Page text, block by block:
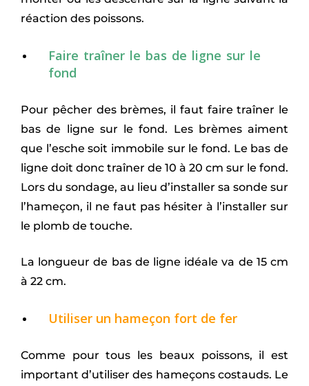
réaction des poissons.
Faire traîner le bas de ligne sur le
fond
Pour pêcher des brèmes, il faut faire traîner le
bas de ligne sur le fond. Les brèmes aiment
que l’esche soit immobile sur le fond. Le bas de
ligne doit donc traîner de 10 à 20 cm sur le fond.
Lors du sondage, au lieu d’installer sa sonde sur
l’hameçon, il ne faut pas hésiter à l’installer sur
le plomb de touche.
La longueur de bas de ligne idéale va de 15 cm
à 22 cm.
Utiliser un hameçon fort de fer
Comme pour tous les beaux poissons, il est
important d’utiliser des hameçons costauds. Le